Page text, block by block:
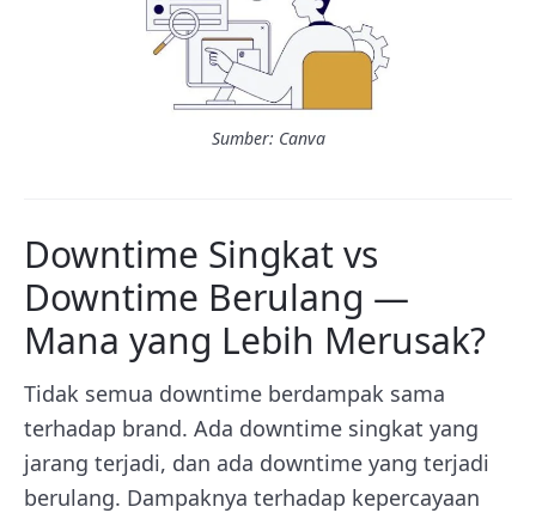
Sumber: Canva
Downtime Singkat vs
Downtime Berulang —
Mana yang Lebih Merusak?
Tidak semua downtime berdampak sama
terhadap brand. Ada downtime singkat yang
jarang terjadi, dan ada downtime yang terjadi
berulang. Dampaknya terhadap kepercayaan